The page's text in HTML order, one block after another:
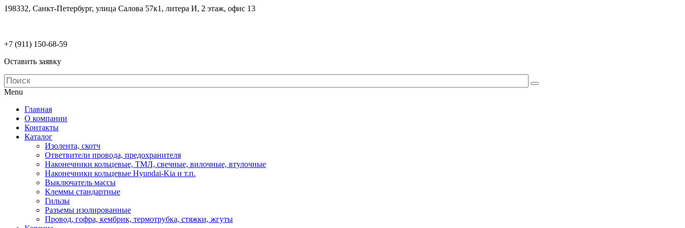
198332, Санкт-Петербург, улица Салова 57к1, литера И, 2 этаж, офис 13
+7 (911) 150-68-59
Оставить заявку
Menu
Главная
О компании
Контакты
Каталог
Изолента, скотч
Ответвители провода, предохранителя
Наконечники кольцевые, ТМЛ, свечные, вилочные, втулочные
Наконечники кольцевые Hyundai-Kia и т.п.
Выключатель массы
Клеммы стандартные
Гильзы
Разъемы изолированные
Провод, гофра, кембрик, термотрубка, стяжки, жгуты